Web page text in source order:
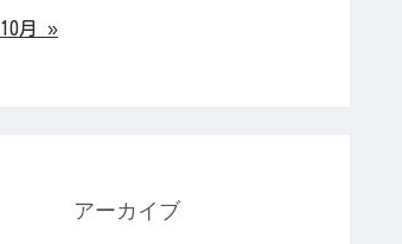
10月 »
アーカイブ